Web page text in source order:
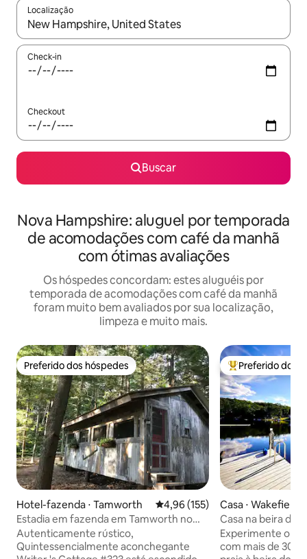
Localização
Quando os resultados estiverem disponíveis, explore-os
Check-in
Checkout
Buscar
Nova Hampshire: aluguel por temporada
de acomodações com café da manhã
com ótimas avaliações
Os hóspedes concordam: estes aluguéis por
temporada de acomodações com café da manhã
foram muito bem avaliados por sua localização,
limpeza e muito mais.
Preferido dos hóspedes
Preferido dos hóspedes
Hotel-fazenda ⋅ Tamworth 4,96 de uma avaliação média de
4,96 (155)
Estadia em fazenda em Tamworth no
chalé do escritor #323
Autenticamente rústico,
Quintessencialmente aconchegante
Entre os
Preferido dos
Casa ⋅ Wakefield
Casa na beira do
deslumbrantes —
hidromassagem,
Experimente o
com mais de 30